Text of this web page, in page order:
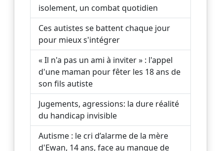
isolement, un combat quotidien
Ces autistes se battent chaque jour
pour mieux s'intégrer
« Il n'a pas un ami à inviter » : l'appel
d'une maman pour fêter les 18 ans de
son fils autiste
Jugements, agressions: la dure réalité
du handicap invisible
Autisme : le cri d’alarme de la mère
d'Ewan, 14 ans, face au manque de